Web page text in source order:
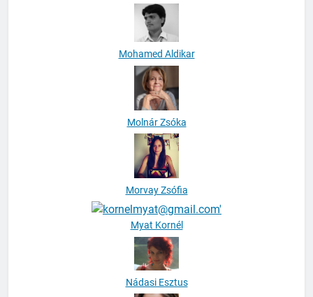
Mohamed Aldikar
Molnár Zsóka
Morvay Zsófia
Myat Kornél
Nádasi Esztus